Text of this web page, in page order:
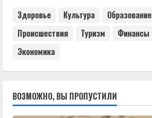
Здоровье Культура Образование
Происшествия
Туризм Финансы
Экономика
ВОЗМОЖНО, ВЫ ПРОПУСТИЛИ